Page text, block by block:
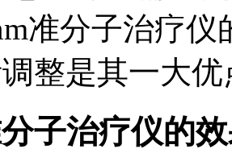
准分子治疗
整是其一大优
子治疗仪的